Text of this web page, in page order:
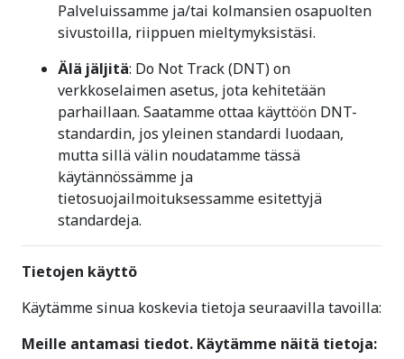
Palveluissamme ja/tai kolmansien osapuolten
sivustoilla, riippuen mieltymyksistäsi.
Älä jäljitä: Do Not Track (DNT) on
verkkoselaimen asetus, jota kehitetään
parhaillaan. Saatamme ottaa käyttöön DNT-
standardin, jos yleinen standardi luodaan,
mutta sillä välin noudatamme tässä
käytännössämme ja
tietosuojailmoituksessamme esitettyjä
standardeja.
Tietojen käyttö
Käytämme sinua koskevia tietoja seuraavilla tavoilla:
Meille antamasi tiedot. Käytämme näitä tietoja: